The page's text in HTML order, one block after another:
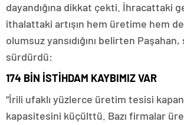
dayandığına dikkat çekti. İhracattaki
ithalattaki artışın hem üretime hem
olumsuz yansıdığını belirten
sürdürdü:
174 BİN İSTİHDAM KAYBIMIZ VAR
“İrili ufaklı yüzlerce üretim tesisi
kapasitesini küçülttü. Bazı firmalar